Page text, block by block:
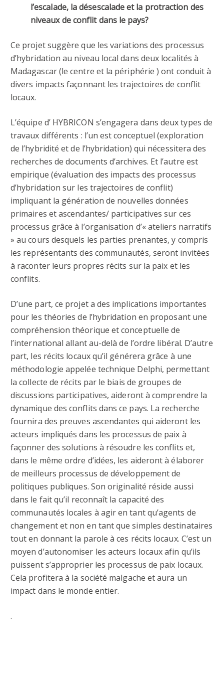
l’escalade, la désescalade et la protraction des
niveaux de conflit dans le pays?
Ce projet suggère que les variations des processus
d’hybridation au niveau local dans deux localités à
Madagascar (le centre et la périphérie ) ont conduit à
divers impacts façonnant les trajectoires de conflit
locaux.
L’équipe d’ HYBRICON s’engagera dans deux types de
travaux différents : l’un est conceptuel (exploration
de l’hybridité et de l’hybridation) qui nécessitera des
recherches de documents d’archives. Et l’autre est
empirique (évaluation des impacts des processus
d’hybridation sur les trajectoires de conflit)
impliquant la génération de nouvelles données
primaires et ascendantes/ participatives sur ces
processus grâce à l’organisation d’« ateliers narratifs
» au cours desquels les parties prenantes, y compris
les représentants des communautés, seront invitées
à raconter leurs propres récits sur la paix et les
conflits.
D’une part, ce projet a des implications importantes
pour les théories de l’hybridation en proposant une
compréhension théorique et conceptuelle de
l’international allant au-delà de l’ordre libéral. D’autre
part, les récits locaux qu’il générera grâce à une
méthodologie appelée technique Delphi, permettant
la collecte de récits par le biais de groupes de
discussions participatives, aideront à comprendre la
dynamique des conflits dans ce pays. La recherche
fournira des preuves ascendantes qui aideront les
acteurs impliqués dans les processus de paix à
façonner des solutions à résoudre les conflits et,
dans le même ordre d’idées, les aideront à élaborer
de meilleurs processus de développement de
politiques publiques. Son originalité réside aussi
dans le fait qu’il reconnaît la capacité des
communautés locales à agir en tant qu’agents de
changement et non en tant que simples destinataires
tout en donnant la parole à ces récits locaux. C’est un
moyen d’autonomiser les acteurs locaux afin qu’ils
puissent s’approprier les processus de paix locaux.
Cela profitera à la société malgache et aura un
impact dans le monde entier.
.